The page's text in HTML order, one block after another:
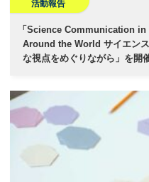
活動報告
「 Science Communication
Around the World サイエン
な視点をめぐりながら」を開